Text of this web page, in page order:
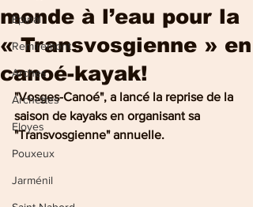
Epinal
Remiremont
Arches
Archettes
Eloyes
Pouxeux
Jarménil
monde à l’eau pour la
« Transvosgienne » en
canoé-kayak!
"Vosges-Canoé", a lancé la reprise de la
saison de kayaks en organisant sa
"Transvosgienne" annuelle.